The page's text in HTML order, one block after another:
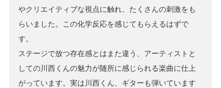
やクリエイティブな視点に触れ、たくさんの刺激をも
らいました。この化学反応を感じてもらえるはずで
す。
ステージで放つ存在感とはまた違う、アーティストと
しての川西くんの魅力が随所に感じられる楽曲に仕上
がっています。実は川西くん、ギターも弾いています